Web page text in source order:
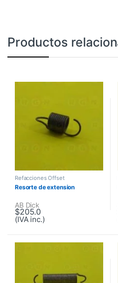
Productos
Refacciones Offset
Resorte de extension
AB Dick
$205.0
(IVA inc.)